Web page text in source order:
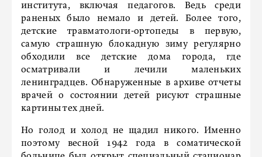
института, включая педагогов. Ведь среди
раненых было немало и детей. Более того,
детские травматологи-ортопеды в первую,
самую страшную блокадную зиму регулярно
обходили все детские дома города, где
осматривали и лечили маленьких
ленинградцев. Обнаруженные в архиве отчеты
врачей о состоянии детей рисуют страшные
картины тех дней.
Но голод и холод не щадил никого. Именно
поэтому весной 1942 года в соматической